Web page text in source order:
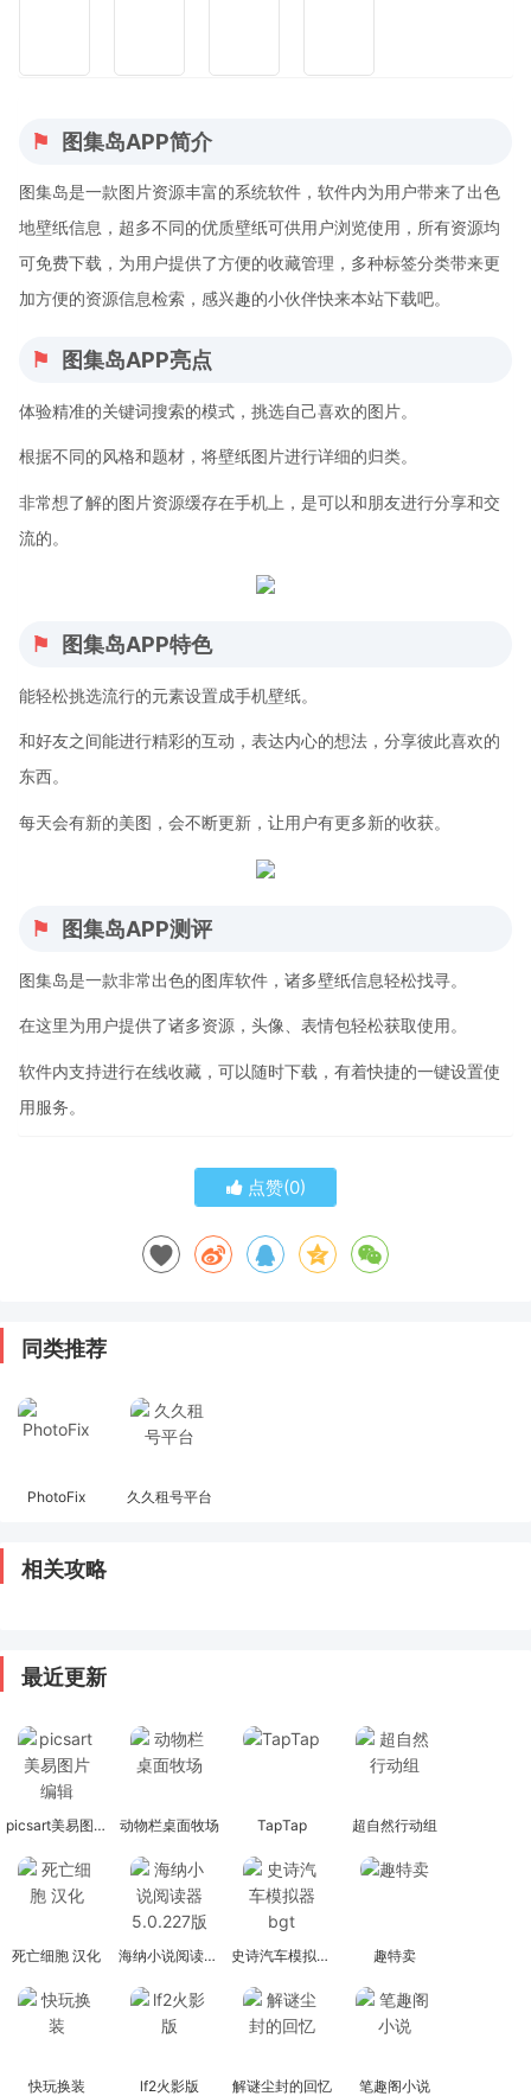
图集岛APP简介
图集岛是一款图片资源丰富的系统软件，软件内为用户带来了出色
地壁纸信息，超多不同的优质壁纸可供用户浏览使用，所有资源均
可免费下载，为用户提供了方便的收藏管理，多种标签分类带来更
加方便的资源信息检索，感兴趣的小伙伴快来本站下载吧。
图集岛APP亮点
体验精准的关键词搜索的模式，挑选自己喜欢的图片。
根据不同的风格和题材，将壁纸图片进行详细的归类。
非常想了解的图片资源缓存在手机上，是可以和朋友进行分享和交
流的。
图集岛APP特色
能轻松挑选流行的元素设置成手机壁纸。
和好友之间能进行精彩的互动，表达内心的想法，分享彼此喜欢的
东西。
每天会有新的美图，会不断更新，让用户有更多新的收获。
图集岛APP测评
图集岛是一款非常出色的图库软件，诸多壁纸信息轻松找寻。
在这里为用户提供了诸多资源，头像、表情包轻松获取使用。
软件内支持进行在线收藏，可以随时下载，有着快捷的一键设置使
用服务。
点赞(0)
同类推荐
PhotoFix 久久租号平台
相关攻略
最近更新
picsart美易图片编辑 动物栏桌面牧场 TapTap 超自然行动组
死亡细胞 汉化 海纳小说阅读器 5.0.227版 史诗汽车模拟器bgt 趣特卖
快玩换装 lf2火影版 解谜尘封的回忆 笔趣阁小说